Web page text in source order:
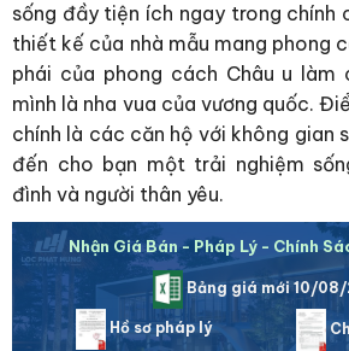
sống đầy tiện ích ngay trong chính
thiết kế của nhà mẫu mang phong
phái của phong cách Châu u làm
mình là nha vua của vương quốc.
chính là các căn hộ với không gian
đến cho bạn một trải nghiệm
đình và người thân yêu.
Nhận Giá Bán - Pháp Lý - Chính
Bảng giá mới 10/
Hồ sơ pháp lý